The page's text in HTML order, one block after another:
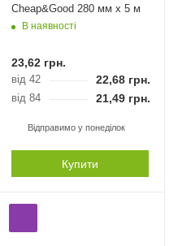
Cheap&Good 280 мм х 5 м
В наявності
23,62грн.
від 42 22,68грн.
від 84 21,49грн.
Відправимо у понеділок
Купити